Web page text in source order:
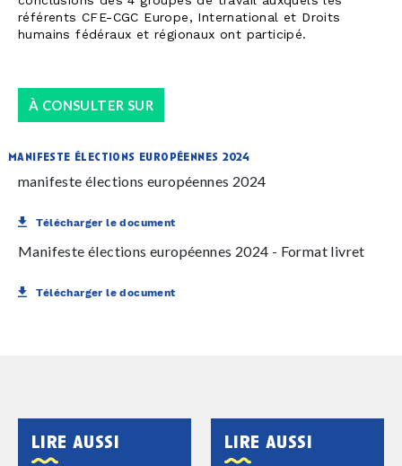
référents CFE-CGC Europe, International et Droits
humains fédéraux et régionaux ont participé.
À CONSULTER SUR
manifeste élections européennes 2024
manifeste élections européennes 2024
Télécharger le document
Manifeste élections européennes 2024 - Format livret
Télécharger le document
lire aussi lire aussi